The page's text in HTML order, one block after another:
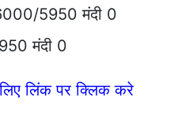
5950 मंदी 0
मंदी 0
लिंक पर क्लिक करे